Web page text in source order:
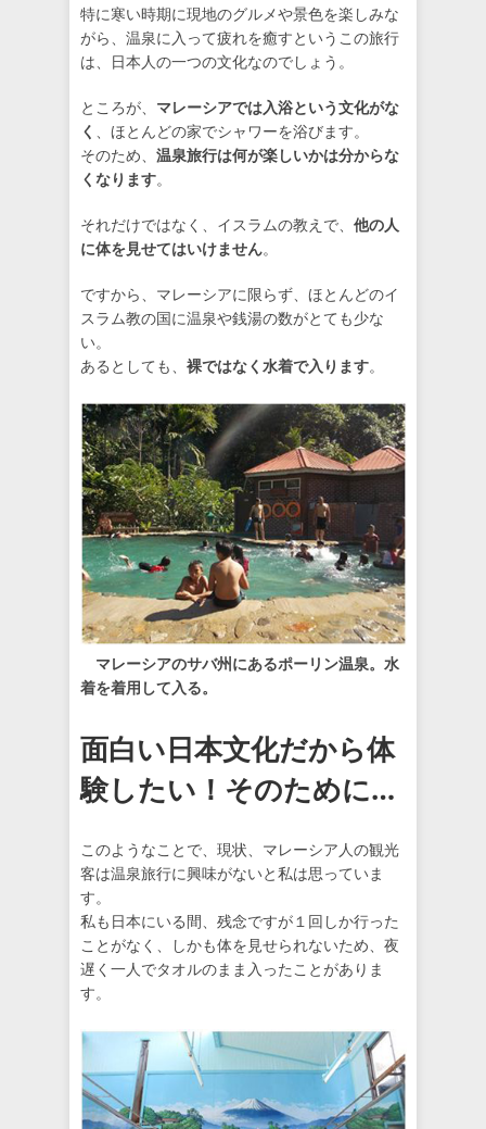
特に寒い時期に現地のグルメや景色を楽しみな
がら、温泉に入って疲れを癒すというこの旅行
は、日本人の一つの文化なのでしょう。
ところが、 マレーシアでは入浴という文化がな
く 、ほとんどの家でシャワーを浴びます。
そのため、 温泉旅行は何が楽しいかは分からな
くなります。
それだけではなく、イスラムの教えで、 他の人
に体を見せてはいけません。
ですから、マレーシアに限らず、ほとんどのイ
スラム教の国に温泉や銭湯の数がとても少な
い。
あるとしても、 裸ではなく水着で入ります。
マレーシアのサバ州にあるポーリン温泉。水
着を着用して入る。
面白い日本文化だから体
験したい！そのために…
このようなことで、現状、マレーシア人の観光
客は温泉旅行に興味がないと私は思っていま
す。
私も日本にいる間、残念ですが１回しか行った
ことがなく、しかも体を見せられないため、夜
遅く一人でタオルのまま入ったことがありま
す。